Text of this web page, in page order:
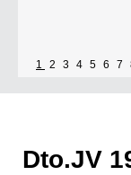
1 2 3 4 5 6 7
Dto.JV